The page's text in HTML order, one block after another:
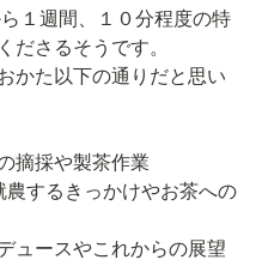
１週間、１０分程度の特
ださるそうです。
かた以下の通りだと思い
摘採や製茶作業
農するきっかけやお茶への
ュースやこれからの展望